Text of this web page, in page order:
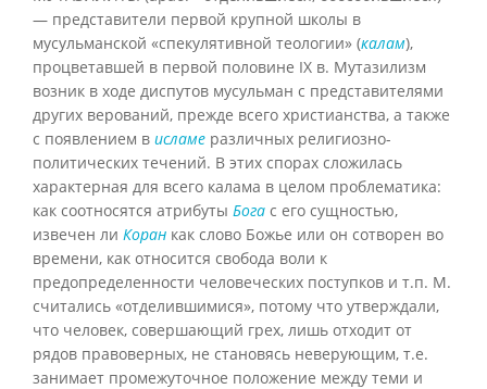
— представители первой крупной школы в
мусульманской «спекулятивной теологии» (калам),
процветавшей в первой половине IX в. Мутазилизм
возник в ходе диспутов мусульман с представителями
других верований, прежде всего христианства, а также
с появлением в исламе различных религиозно-
политических течений. В этих спорах сложилась
характерная для всего калама в целом проблематика:
как соотносятся атрибуты Бога с его сущностью,
извечен ли Коран как слово Божье или он сотворен во
времени, как относится свобода воли к
предопределенности человеческих поступков и т.п. М.
считались «отделившимися», потому что утверждали,
что человек, совершающий грех, лишь отходит от
рядов правоверных, не становясь неверующим, т.е.
занимает промежуточное положение между теми и